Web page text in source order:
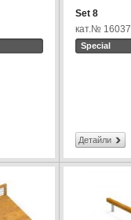
Set 8
кат.№ 16037
Special
Детайли